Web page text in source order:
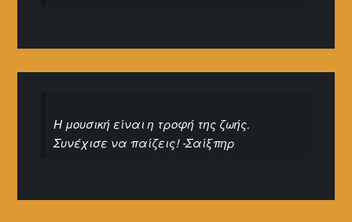
Η μουσική είναι η τροφή της ζωής.
Συνέχισε να παίζεις! -Σαίξπηρ